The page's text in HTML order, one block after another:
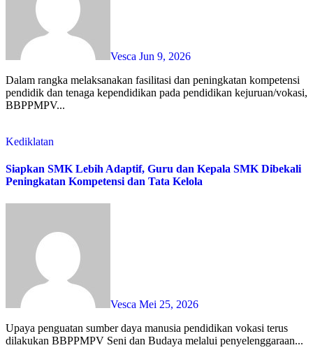
Vesca Jun 9, 2026
Dalam rangka melaksanakan fasilitasi dan peningkatan kompetensi
pendidik dan tenaga kependidikan pada pendidikan kejuruan/vokasi,
BBPPMPV...
Kediklatan
Siapkan SMK Lebih Adaptif, Guru dan Kepala SMK Dibekali
Peningkatan Kompetensi dan Tata Kelola
Vesca Mei 25, 2026
Upaya penguatan sumber daya manusia pendidikan vokasi terus
dilakukan BBPPMPV Seni dan Budaya melalui penyelenggaraan...